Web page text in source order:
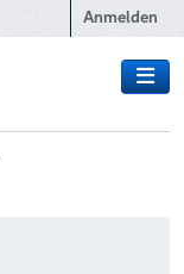
Anmelden